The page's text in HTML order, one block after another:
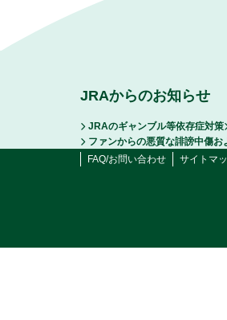
JRAからのお知らせ
JRAのギャンブル等依存症対策
ファンからの悪質な誹謗中傷
FAQ/お問い合わせ
サイトマ